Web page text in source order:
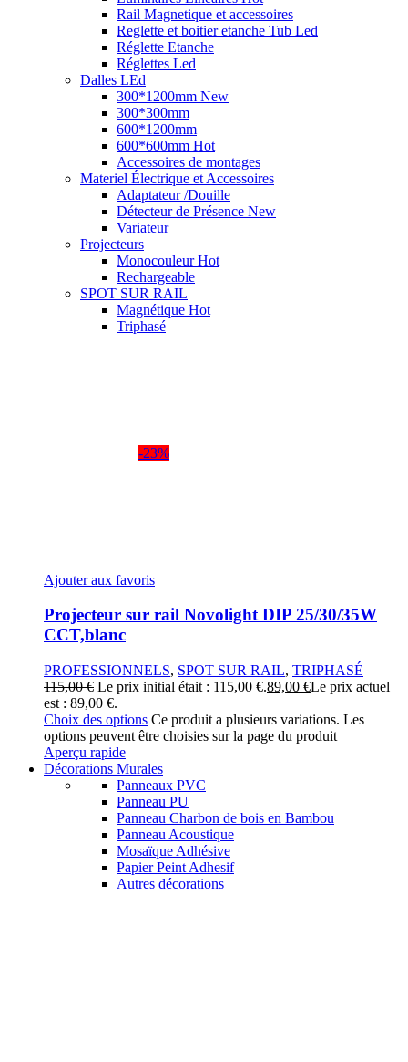
Rail Magnetique et accessoires
Reglette et boitier etanche Tub Led
Réglette Etanche
Réglettes Led
Dalles LEd
300*1200mm New
300*300mm
600*1200mm
600*600mm Hot
Accessoires de montages
Materiel Électrique et Accessoires
Adaptateur /Douille
Détecteur de Présence New
Variateur
Projecteurs
MonocouleurHot
Rechargeable
SPOT SUR RAIL
Magnétique Hot
Triphasé
-23%
Ajouter aux favoris
Projecteur sur rail Novolight DIP 25/30/35W
CCT,blanc
PROFESSIONNELS, SPOT SUR RAIL, TRIPHASÉ
115,00€ Le prix initial était : 115,00 €.89,00 €Le prix actuel
est : 89,00 €.
Choix des options Ce produit a plusieurs variations. Les
options peuvent être choisies sur la page du produit
Aperçu rapide
Décorations Murales
Panneaux PVC
Panneau PU
Panneau Charbon de bois en Bambou
Panneau Acoustique
Mosaïque Adhésive
Papier Peint Adhesif
Autres décorations